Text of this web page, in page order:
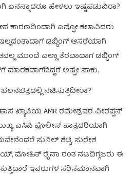
ಹೇಳಲು ಇಷ್ಟಪಡುವಿರಾ?
ಕಾರಣದಿಂದಾಗಿ ಎಷ್ಟೋ ಕಲಾವಿದರು
ಡಬ್ಬಿಂಗ್ ಆಸರೆಯಾಗಿ
ಮುಂದೆ ಎಲ್ಲಾ ತೆರವಾದಾಗ ಡಬ್ಬಿಂಗ್
ಮಾರಕವಾಗದಿದ್ದರೆ ಅಷ್ಟೇ ಸಾಕು.
ನಟಿಸುತ್ತಿದೀರಾ?
ಖ್ಯಾತಿಯ AMR ರಮೇಶ್ರವರ ವೀರಪ್ಪನ್
ಎಸಿಪಿ ಪೊಲೀಸ್ ಪಾತ್ರದರಿಯಾಗಿ
ಸುನಿಲ್ ಶೆಟ್ಟಿ, ಸುರೇಶ
ರೈನಾ ರಂತ ನಟದಿಗ್ಗಜರು ಈ
ಇವರುಗಳ ಸರಿಸಮಾನವಾಗಿ